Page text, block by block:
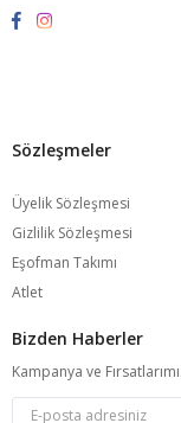
Sözleşmeler
Üyelik Sözleşmesi
Gizlilik Sözleşmesi
Eşofman Takımı
Atlet
Bizden Haberler
Kampanya ve